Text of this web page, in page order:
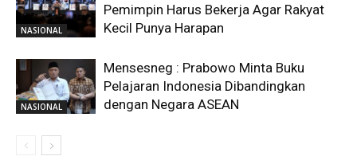
NASIONAL
Pemimpin Harus Bekerja Agar Rakyat
Kecil Punya Harapan
NASIONAL
Mensesneg : Prabowo Minta Buku
Pelajaran Indonesia Dibandingkan
dengan Negara ASEAN